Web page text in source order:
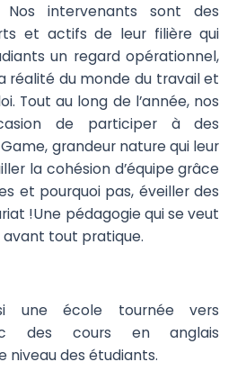
Nos intervenants sont des
et actifs de leur filière qui
un regard opérationnel,
réalité du monde du travail et
Tout au long de l’année, nos
de participer à des
grandeur nature qui leur
la cohésion d’équipe grâce
et pourquoi pas, éveiller des
!Une pédagogie qui se veut
tout pratique.
une école tournée vers
des cours en anglais
niveau des étudiants.